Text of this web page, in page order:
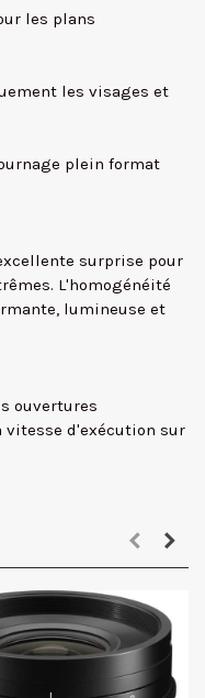
les plans
les visages et
plein format
surprise pour
L'homogénéité
lumineuse et
ouvertures
vitesse d'exécution sur